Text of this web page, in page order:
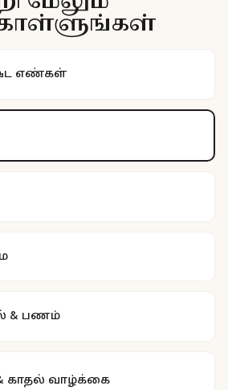
எண்கள்
& பணம்
காதல் வாழ்க்கை